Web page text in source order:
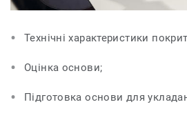
Технічні характеристики
Оцінка основи;
Підготовка основи для